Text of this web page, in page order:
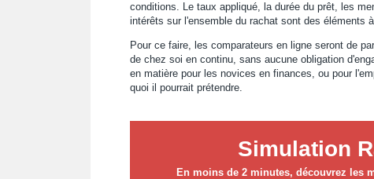
conditions. Le taux appliqué, la durée du prêt, les
intérêts sur l'ensemble du rachat sont des éléments
Pour ce faire, les comparateurs en ligne seront de
de chez soi en continu, sans aucune obligation
en matière pour les novices en finances, ou pour
quoi il pourrait prétendre.
Simulation
En moins de 2 minutes, découvrez les